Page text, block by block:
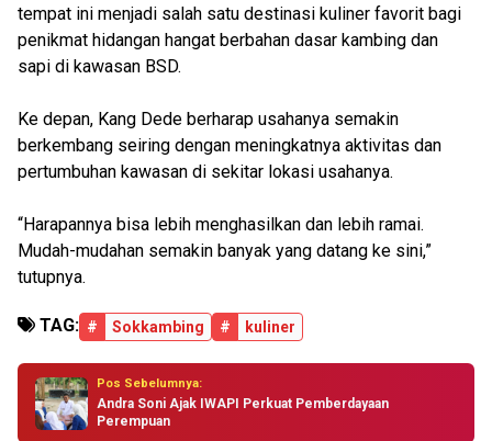
tempat ini menjadi salah satu destinasi kuliner favorit bagi
penikmat hidangan hangat berbahan dasar kambing dan
sapi di kawasan BSD.
Ke depan, Kang Dede berharap usahanya semakin
berkembang seiring dengan meningkatnya aktivitas dan
pertumbuhan kawasan di sekitar lokasi usahanya.
“Harapannya bisa lebih menghasilkan dan lebih ramai.
Mudah-mudahan semakin banyak yang datang ke sini,”
tutupnya.
TAG: # Sokkambing # kuliner
Pos Sebelumnya:
Andra Soni Ajak IWAPI Perkuat Pemberdayaan
Perempuan